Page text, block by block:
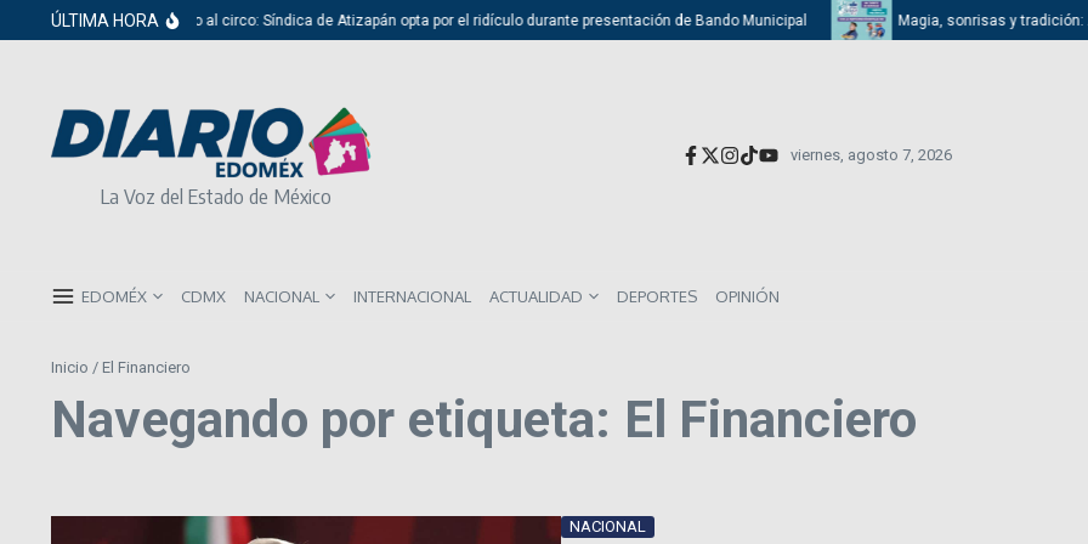
Saltar al contenido
ÚLTIMA HORADel cabildo al circo: Síndica de Atizapán opta por el ridículo durante presentación de Bando Municipal Magia, sonrisas y tradición:
La Voz del Estado de México
viernes, agosto 7, 2026
EDOMÉX CDMX NACIONAL INTERNACIONAL ACTUALIDAD DEPORTES OPINIÓN
Inicio / El Financiero
Navegando por etiqueta: El Financiero
NACIONAL